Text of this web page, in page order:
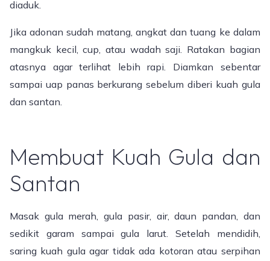
diaduk.
Jika adonan sudah matang, angkat dan tuang ke dalam
mangkuk kecil, cup, atau wadah saji. Ratakan bagian
atasnya agar terlihat lebih rapi. Diamkan sebentar
sampai uap panas berkurang sebelum diberi kuah gula
dan santan.
Membuat Kuah Gula dan
Santan
Masak gula merah, gula pasir, air, daun pandan, dan
sedikit garam sampai gula larut. Setelah mendidih,
saring kuah gula agar tidak ada kotoran atau serpihan